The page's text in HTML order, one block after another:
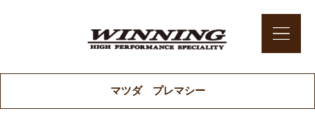
マツダ プレマシー